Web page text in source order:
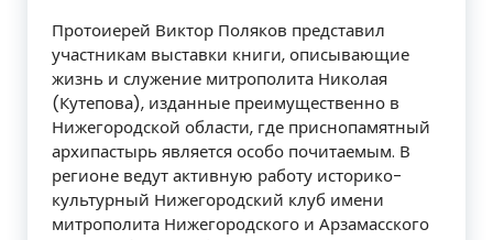
Протоиерей Виктор Поляков представил
участникам выставки книги, описывающие
жизнь и служение митрополита Николая
(Кутепова), изданные преимущественно в
Нижегородской области, где приснопамятный
архипастырь является особо почитаемым. В
регионе ведут активную работу историко-
культурный Нижегородский клуб имени
митрополита Нижегородского и Арзамасского